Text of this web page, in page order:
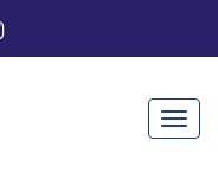
Toggle